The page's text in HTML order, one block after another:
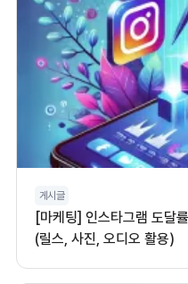
게시글
[마케팅] 인스타그램 도달
(릴스, 사진, 오디오 활용)